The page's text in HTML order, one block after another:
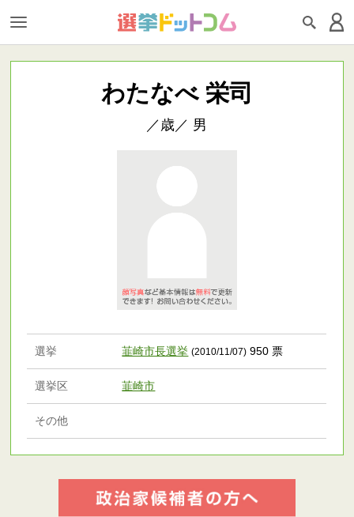
わたなべ 栄司
／歳／ 男
選挙 韮崎市長選挙 (2010/11/07) 950 票
選挙区 韮崎市
その他